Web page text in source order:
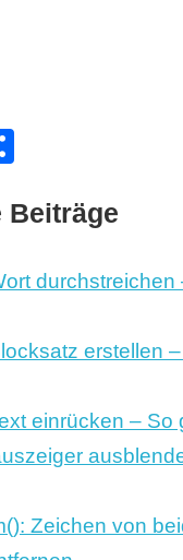
Beiträge
durchstreichen
erstellen
einrücken – So
Zeichen von